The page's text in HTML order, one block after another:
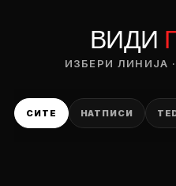
ВИДИ
ИЗБЕРИ ЛИНИЈА
СИТЕ НАТПИСИ